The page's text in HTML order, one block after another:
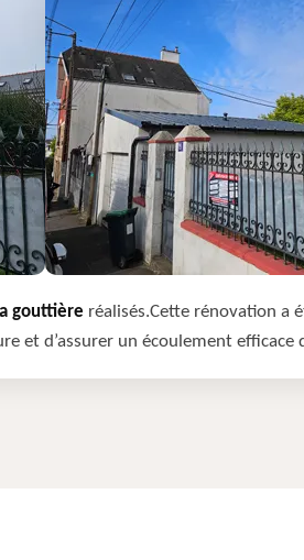
gouttière réalisés.Cette rénovation a
et d’assurer un écoulement efficace